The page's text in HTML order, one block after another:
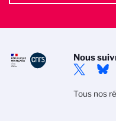
Nous
Tous nos